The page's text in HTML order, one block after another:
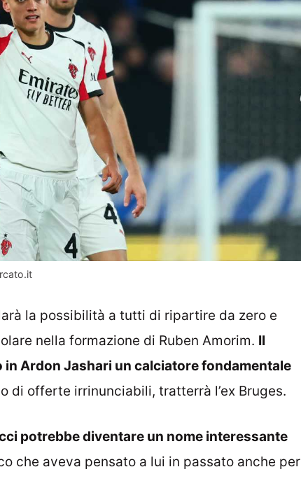
la possibilità a tutti di ripartire da zero e
nella formazione di Ruben Amorim. Il
Ardon Jashari un calciatore fondamentale
di offerte irrinunciabili, tratterrà l’ex Bruges.
potrebbe diventare un nome interessante
che aveva pensato a lui in passato anche per